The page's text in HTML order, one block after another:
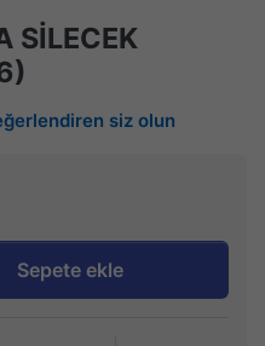
SİLECEK
siz olun
Sepete ekle